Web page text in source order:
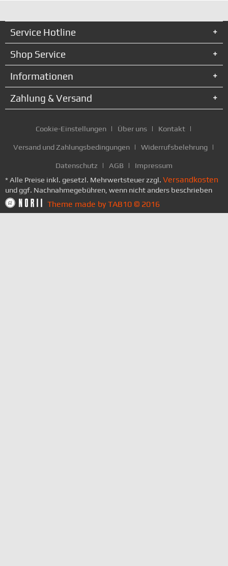
Service Hotline
Shop Service
Informationen
Zahlung & Versand
Cookie-Einstellungen Über uns Kontakt
Versand und Zahlungsbedingungen Widerrufsbelehrung
Datenschutz AGB
Impressum
* Alle Preise inkl. gesetzl. Mehrwertsteuer zzgl. Versandkosten
und ggf. Nachnahmegebühren, wenn nicht anders beschrieben
Theme made by TAB10 © 2016